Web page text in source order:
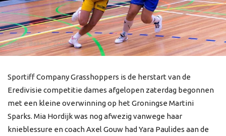
Sportiff Company Grasshoppers is de herstart van de
Eredivisie competitie dames afgelopen zaterdag begonnen
met een kleine overwinning op het Groningse Martini
Sparks. Mia Hordijk was nog afwezig vanwege haar
knieblessure en coach Axel Gouw had Yara Paulides aan de